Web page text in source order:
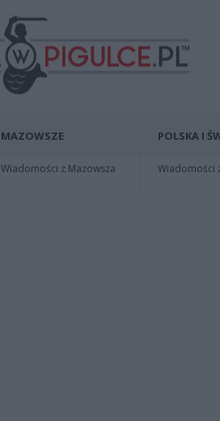
MAZOWSZE
Wiadomości z Mazowsza
POLSKA I
Wiadomości